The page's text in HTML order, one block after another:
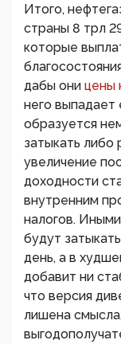
Итого,
страны 8 трл
которые
дабы они цены
него выпадает
образуется
затыкать либо
увеличение
доходности
внутренним
налогов.
будут
день, а в
добавит ни
что версия
лишена